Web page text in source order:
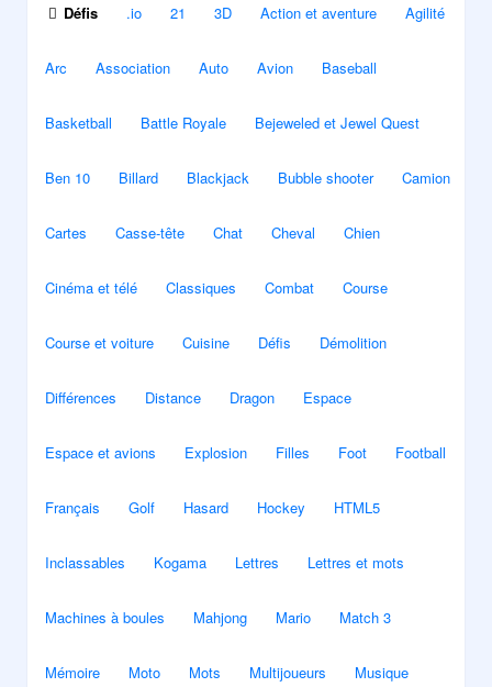
Défis .io 21 3D Action et aventure Agilité
Arc Association Auto Avion Baseball
Basketball Battle Royale Bejeweled et Jewel Quest
Ben 10 Billard Blackjack Bubble shooter Camion
Cartes Casse-tête Chat Cheval Chien
Cinéma et télé Classiques Combat Course
Course et voiture Cuisine Défis Démolition
Différences Distance Dragon Espace
Espace et avions Explosion Filles Foot Football
Français Golf Hasard Hockey HTML5
Inclassables Kogama Lettres Lettres et mots
Machines à boules Mahjong Mario Match 3
Mémoire Moto Mots Multijoueurs Musique